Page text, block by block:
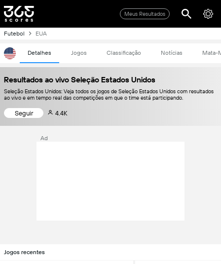
Meus Resultados
Futebol EUA
Detalhes Jogos Classificação Notícias Mata-
Resultados ao vivo Seleção Estados Unidos
Seleção Estados Unidos: Veja todos os jogos de Seleção Estados Unidos com resultados
ao vivo e em tempo real das competições em que o time está participando.
Seguir 4.4K
Ad
Jogos recentes